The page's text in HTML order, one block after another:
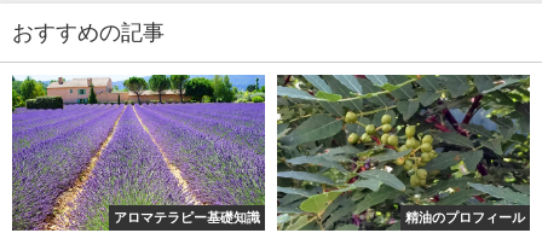
おすすめの記事
アロマテラピー基礎知識 精油のプロフィール